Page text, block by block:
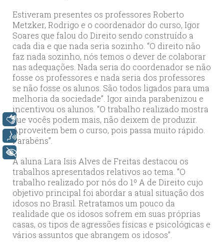
Estiveram presentes os professores Roberto
Metzker, Rodrigo e o coordenador do curso, Igor
Soares que falou do Direito sendo construído a
cada dia e que nada seria sozinho. “O direito não
faz nada sozinho, nós temos o dever de colaborar
nas adequações. Nada seria do coordenador se não
fosse os professores e nada seria dos professores
se não fosse os alunos. São todos ligados para uma
melhoria da sociedade”. Igor ainda parabenizou e
incentivou os alunos. “O trabalho realizado mostra
que vocês podem mais, não deixem de produzir.
Aproveitem bem o curso, pois passa muito rápido.
Parabéns”.
A aluna Lara Isis Alves de Freitas destacou os
trabalhos apresentados relativos ao tema. “O
trabalho realizado por nós do 1º A de Direito cujo
objetivo principal foi abordar a atual situação dos
idosos no Brasil. Retratamos um pouco da
realidade que os idosos sofrem em suas próprias
casas, os tipos de agressões físicas e psicológicas e
vários assuntos que abrangem os idosos”.
Libras
Voz